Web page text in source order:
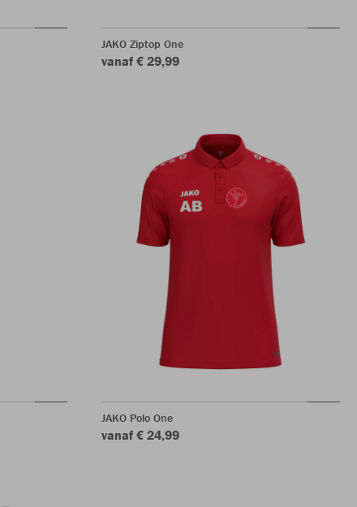
JAKO Ziptop One
vanaf € 29,99
JAKO Polo One
vanaf € 24,99